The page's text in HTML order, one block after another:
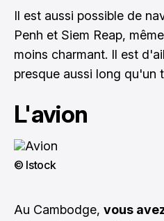
Il est aussi possible de
Penh et Siem Reap,
moins charmant. Il est
presque aussi long qu'un
L'avion
© Istock
Au Cambodge, vous